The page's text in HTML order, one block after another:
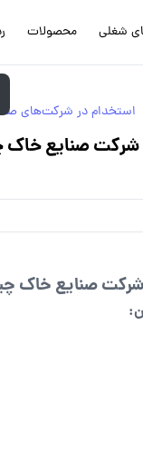
شغلی محصولات
استخدام در شرکت‌های
شرکت صنایع خاک
صنایع خاک